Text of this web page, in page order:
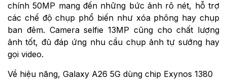
chính 50MP mang đến những bức ảnh rõ nét, hỗ trợ
các chế độ chụp phổ biến như xóa phông hay chụp
ban đêm. Camera selfie 13MP cũng cho chất lượng
ảnh tốt, đủ đáp ứng nhu cầu chụp ảnh tự sướng hay
gọi video.
Về hiệu năng, Galaxy A26 5G dùng chip Exynos 1380